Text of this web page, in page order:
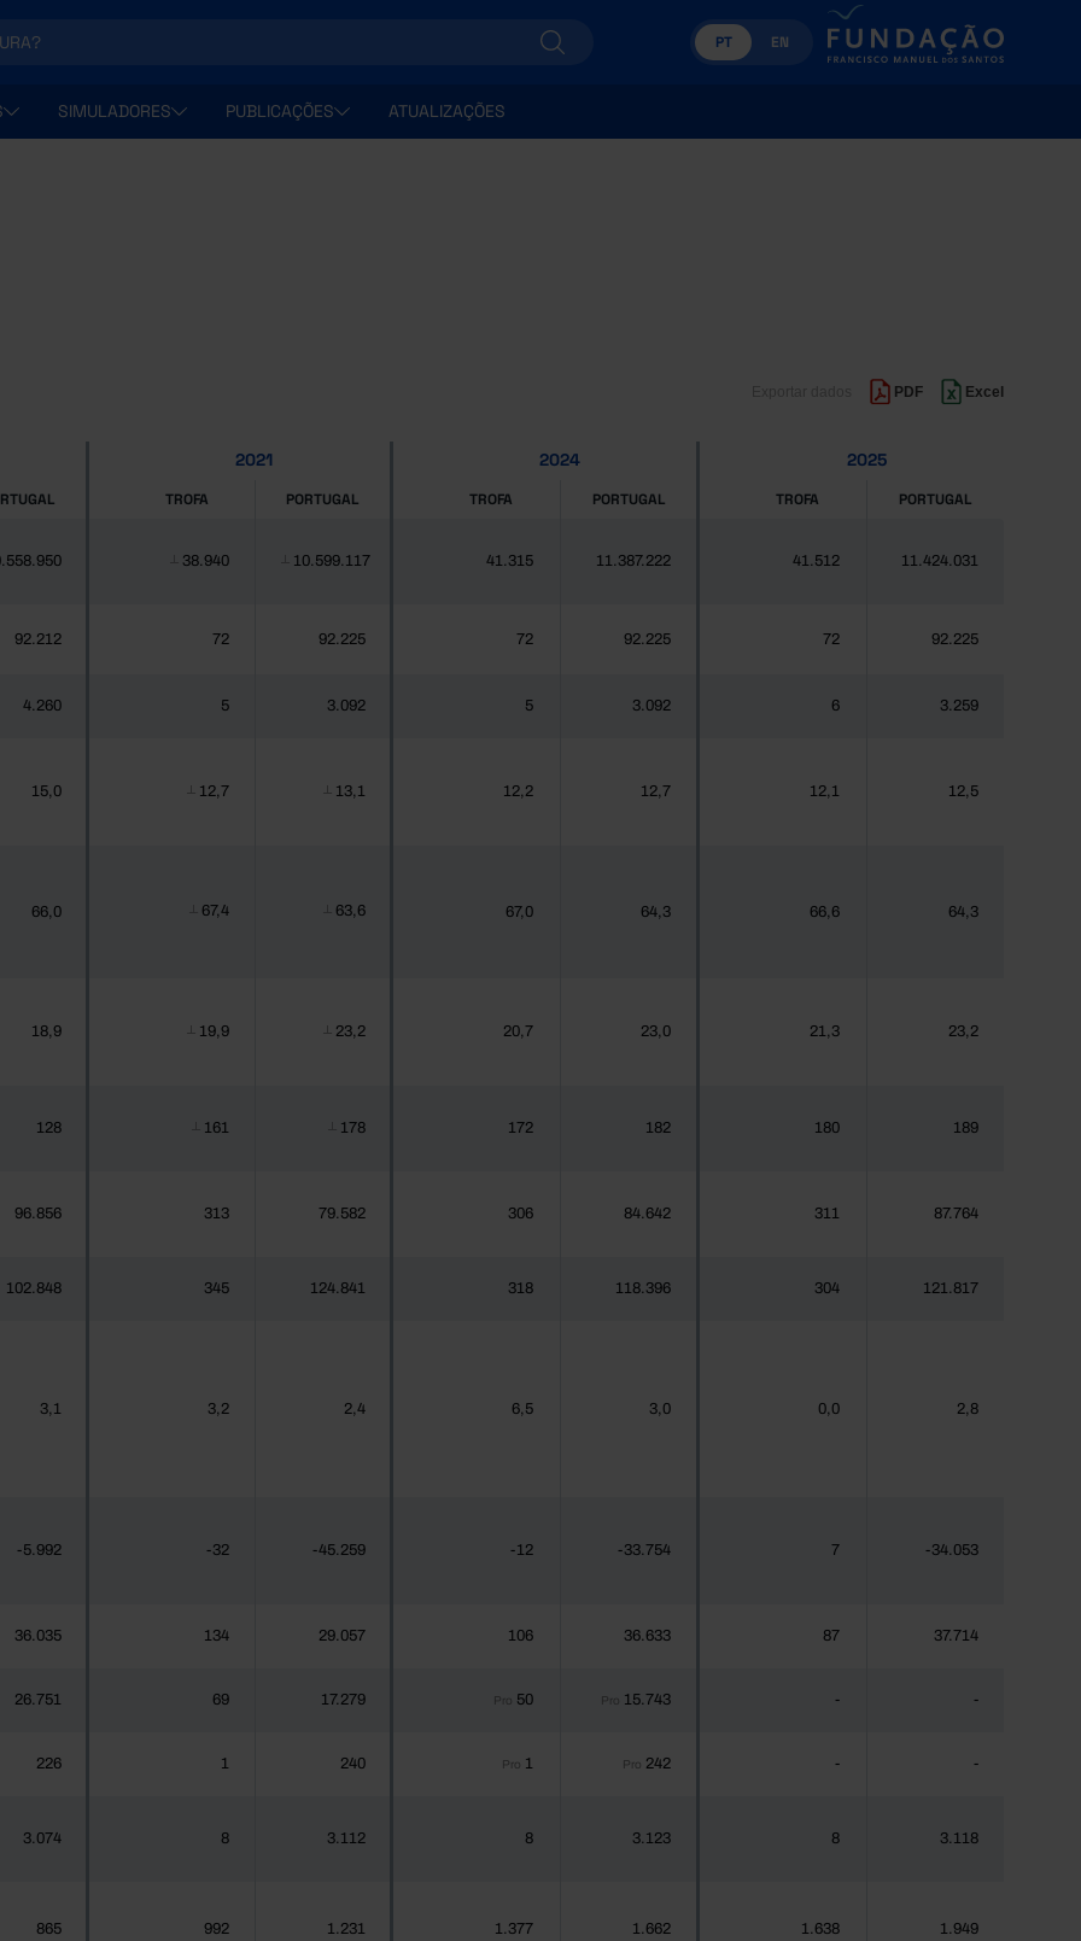
PT EN
SIMULADORES PUBLICAÇÕES ATUALIZAÇÕES
PDF Excel
2021 2024 2025
TROFA PORTUGAL TROFA PORTUGAL TROFA PORTUGAL
38.940 10.599.117 41.315 11.387.222 41.512 11.424.031
92.212 72 92.225 72 92.225 72 92.225
4.260 5 3.092 5 3.092 6 3.259
15,0 12,7 13,1 12,2 12,7 12,1 12,5
66,0 67,4 63,6 67,0 64,3 66,6 64,3
18,9 19,9 23,2 20,7 23,0 21,3 23,2
128 161 178 172 182 180 189
96.856 313 79.582 306 84.642 311 87.764
102.848 345 124.841 318 118.396 304 121.817
3,1 3,2 2,4 6,5 3,0 0,0 2,8
-5.992 -32 -45.259 -12 -33.754 7 -34.053
36.035 134 29.057 106 36.633 87 37.714
26.751 69 17.279 Pro 50 Pro 15.743 - -
226 1 240 Pro 1 Pro 242 - -
3.074 8 3.112 8 3.123 8 3.118
865 992 1.231 1.377 1.662 1.638 1.949